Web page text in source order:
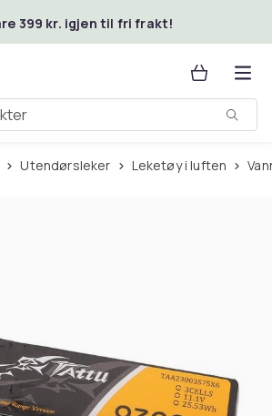
399 kr. igjen til fri frakt!
Utendørsleker Leketøy i luften